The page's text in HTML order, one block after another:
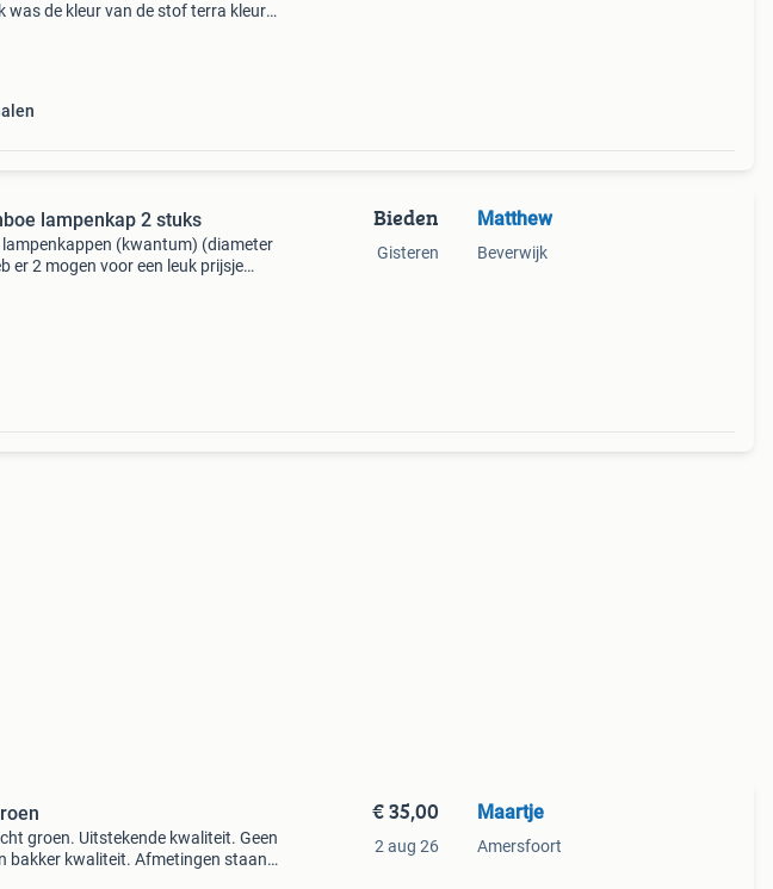
was de kleur van de stof terra kleur.
Zwarte bamboe lampenkap 2 stuks
(kwantum) (diameter
er 2 mogen voor een leuk prijsje
Bieden
Gisteren
Matthew
Beverwijk
groen. Uitstekende kwaliteit. Geen
bakker kwaliteit. Afmetingen staan
€ 35,00
2 aug 26
Maartje
Amersfoort